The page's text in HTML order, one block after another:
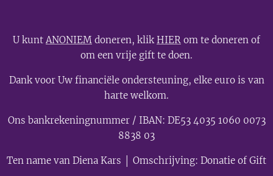
U kuntANONIEM doneren, klikHIER om te doneren of
om een vrije gift te doen.
Dank voor Uw financiële ondersteuning, elke euro is van
harte welkom.
Ons bankrekeningnummer / IBAN: DE53 4035 1060 0073
8838 03
Ten name van Diena Kars │ Omschrijving: Donatie of Gift